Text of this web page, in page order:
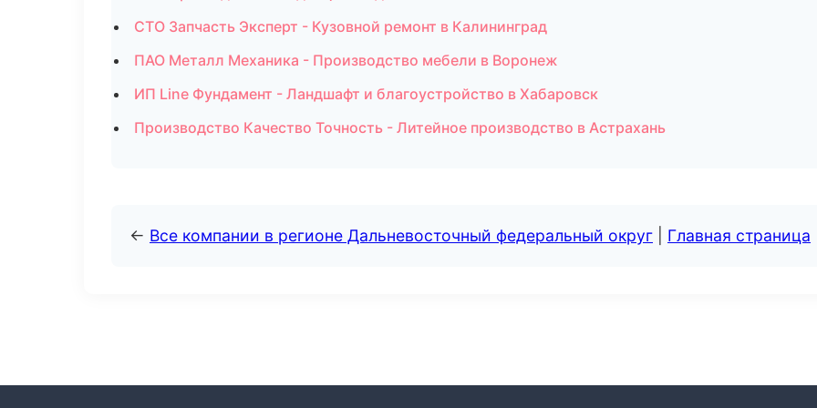
СТО Запчасть Эксперт - Кузовной ремонт в Калининград
ПАО Металл Механика - Производство мебели в Воронеж
ИП Line Фундамент - Ландшафт и благоустройство в Хабаровск
Производство Качество Точность - Литейное производство в Астрахань
← Все компании в регионе Дальневосточный федеральный округ Главная страница